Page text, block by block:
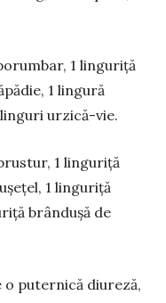
1 linguriță
1 lingură
urzică-vie.
1 linguriță
1 linguriță
brândușă de
puternică diureză,